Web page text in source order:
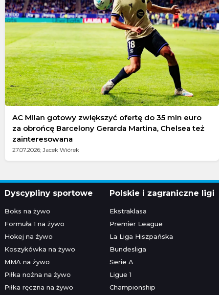
AC Milan gotowy zwiększyć ofertę do 35 mln euro
za obrońcę Barcelony Gerarda Martina, Chelsea też
zainteresowana
27.07.2026; Jacek Wiórek
Dyscypliny sportowe
Boks na żywo
Formuła 1 na żywo
Hokej na żywo
Koszykówka na żywo
MMA na żywo
Piłka nożna na żywo
Piłka ręczna na żywo
Polskie i zagraniczne ligi
Ekstraklasa
Premier League
La Liga Hiszpańska
Bundesliga
Serie A
Ligue 1
Championship